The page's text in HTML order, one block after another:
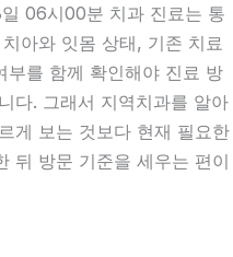
06시00분 치과 진료는 통
아와 잇몸 상태, 기존 치료
부를 함께 확인해야 진료 방
다. 그래서 지역치과를 알아
게 보는 것보다 현재 필요한
뒤 방문 기준을 세우는 편이